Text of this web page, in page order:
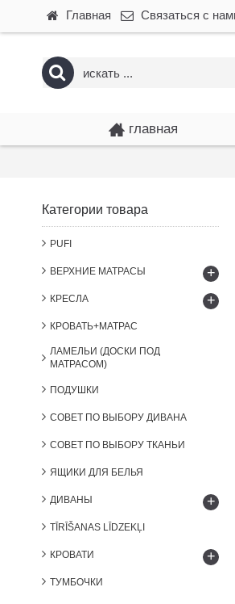
Главная Связаться с
главная
Категории товара
PUFI
ВЕРХНИЕ МАТРАСЫ +
КРЕСЛА +
КРОВАТЬ+МАТРАС
ЛАМЕЛЬИ (ДОСКИ ПОД
МАТРАСОМ)
ПОДУШКИ
СОВЕТ ПО ВЫБОРУ ДИВАНА
СОВЕТ ПО ВЫБОРУ ТКАНЬИ
ЯЩИКИ ДЛЯ БЕЛЬЯ
ДИВАНЫ +
TĪRĪŠANAS LĪDZEKĻI
КРОВАТИ +
ТУМБОЧКИ